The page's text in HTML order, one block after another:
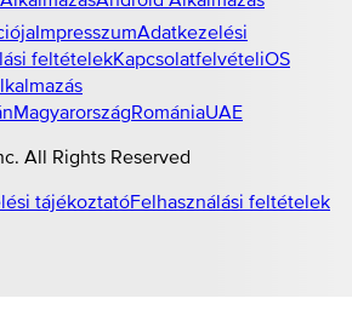
ImpresszumAdatkezelési
feltételekKapcsolatfelvételiOS
MagyarországRomániaUAE
All Rights Reserved
tájékoztatóFelhasználási feltételek